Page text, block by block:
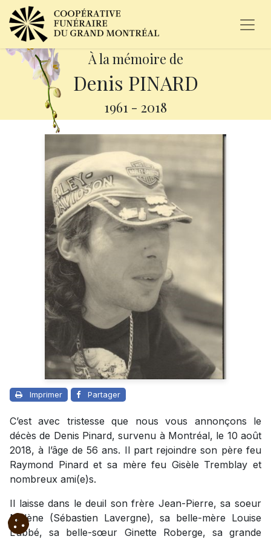
À la mémoire de
Denis PINARD
1961 - 2018
Imprimer Partager
C’est avec tristesse que nous vous annonçons le
décès de Denis Pinard, survenu à Montréal, le 10 août
2018, à l’âge de 56 ans. Il part rejoindre son père feu
Raymond Pinard et sa mère feu Gisèle Tremblay et
nombreux ami(e)s.
Il laisse dans le deuil son frère Jean-Pierre, sa soeur
Mylène (Sébastien Lavergne), sa belle-mère Louise
L’abbé, sa belle-sœur Ginette Roberge, sa grande